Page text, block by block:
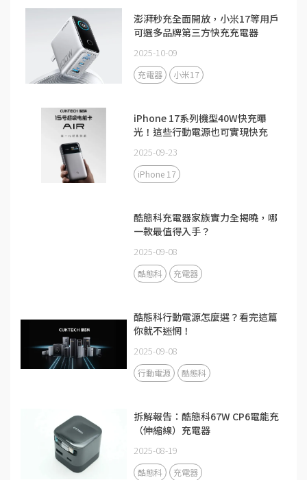
澎湃秒充全面開放，小米17等用戶
可選多品牌第三方快充充電器
2025-10-09
充電器 小米17
iPhone 17系列機型40W快充曝
光！這些行動電源也可實現快充
2025-09-23
iPhone 17
酷態科充電器家族實力全揭曉，哪
一款最值得入手？
2025-09-08
酷態科 充電器
酷態科行動電源怎麼選？看完這篇
你就不迷惘！
2025-09-08
行動電源 酷態科
拆解報告：酷態科67W CP6電能充
（伸縮線）充電器
2025-08-19
酷態科 充電器